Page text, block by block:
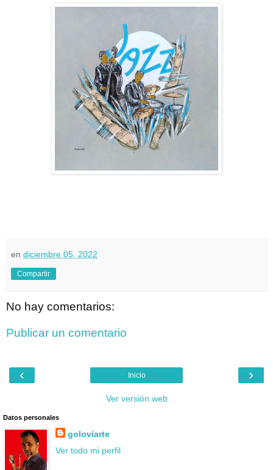
en diciembre 05, 2022
Compartir
No hay comentarios:
Publicar un comentario
‹ ›
Inicio
Ver versión web
Datos personales
goloviarte
Ver todo mi perfil